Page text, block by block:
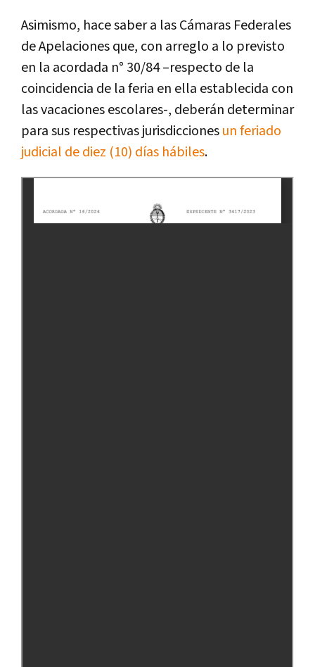
Asimismo, hace saber a las Cámaras Federales
de Apelaciones que, con arreglo a lo previsto
en la acordada n° 30/84 –respecto de la
coincidencia de la feria en ella establecida con
las vacaciones escolares-, deberán determinar
para sus respectivas jurisdiccionesun feriado
judicial de diez (10) días hábiles.